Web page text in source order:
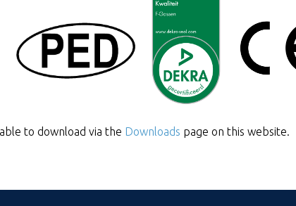
to download via the Downloads page on this website.